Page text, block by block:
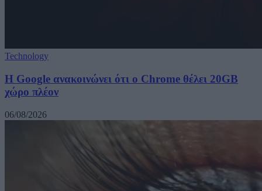
Technology
Η Google ανακοινώνει ότι ο Chrome θέλει 20GB
χώρο πλέον
06/08/2026